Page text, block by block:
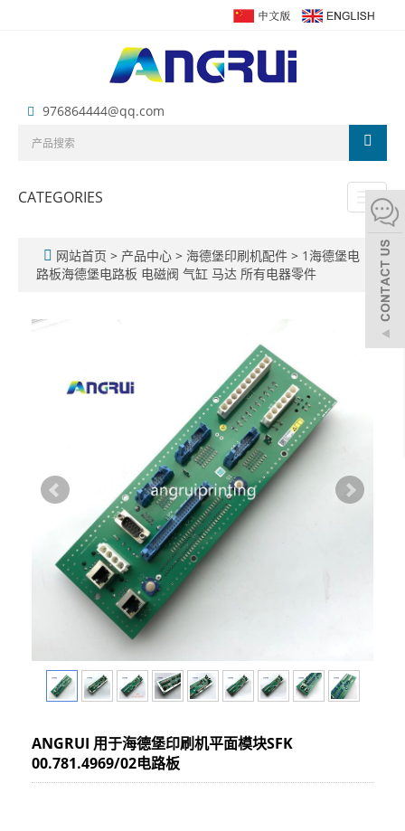
976864444@qq.com
Toggle
CATEGORIES
网站首页 > 产品中心 > 海德堡印刷机配件 > 1海德堡电
路板海德堡电路板 电磁阀 气缸 马达 所有电器零件
ANGRUI 用于海德堡印刷机平面模块SFK
00.781.4969/02电路板